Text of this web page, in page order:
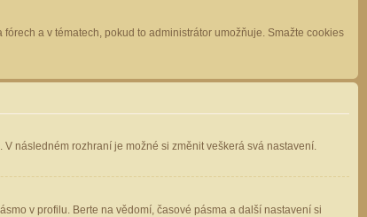
a v tématech, pokud to administrátor umožňuje. Smažte cookies
následném rozhraní je možné si změnit veškerá svá nastavení.
v profilu. Berte na vědomí, časové pásma a další nastavení si